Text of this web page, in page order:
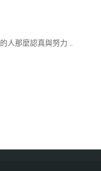
人那麼認真與努力 …